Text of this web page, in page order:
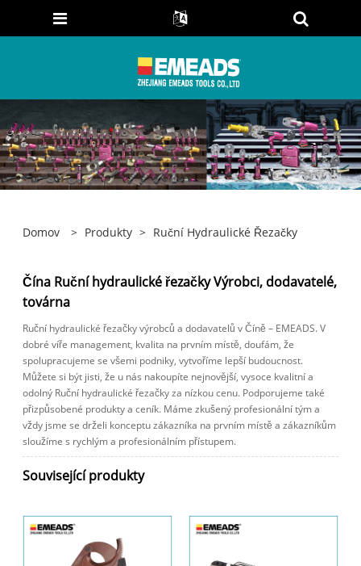
Domov > Produkty > Ruční Hydraulické Řezačky
Čína Ruční hydraulické řezačky Výrobci, dodavatelé,
továrna
Ruční hydraulické řezačky výrobců a dodavatelů v Číně – EMEADS. V
dobré víře management, kvalita na prvním místě, doufám, že
spolupracujeme se všemi podniky, vytvoříme lepší budoucnost.
Můžete si být jisti, že u nás nakoupíte nejnovější, vysoce kvalitní a
odolný Ruční hydraulické řezačky za nízkou cenu. Podporujeme také
přizpůsobené produkty a ceník. Máme zkušený profesionální tým a
vždy jsme se drželi konceptu zákazníka na prvním místě a zákazníkům
sloužíme s rychlým a profesionálním přístupem.
Související produkty